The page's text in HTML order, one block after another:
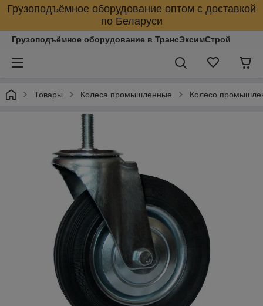
Грузоподъёмное оборудование оптом с доставкой
по Беларуси
Грузоподъёмное оборудование в ТрансЭксимСтрой
Товары Колеса промышленные Колесо